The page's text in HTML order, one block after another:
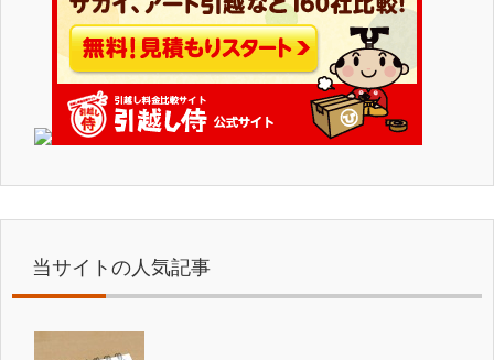
当サイトの人気記事